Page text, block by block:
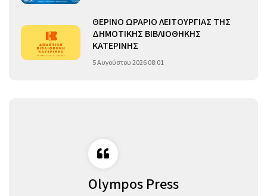
ΘΕΡΙΝΟ ΩΡΑΡΙΟ ΛΕΙΤΟΥΡΓΙΑΣ ΤΗΣ
ΔΗΜΟΤΙΚΗΣ ΒΙΒΛΙΟΘΗΚΗΣ
ΚΑΤΕΡΙΝΗΣ
5 Αυγούστου 2026 08:01
Olympos Press